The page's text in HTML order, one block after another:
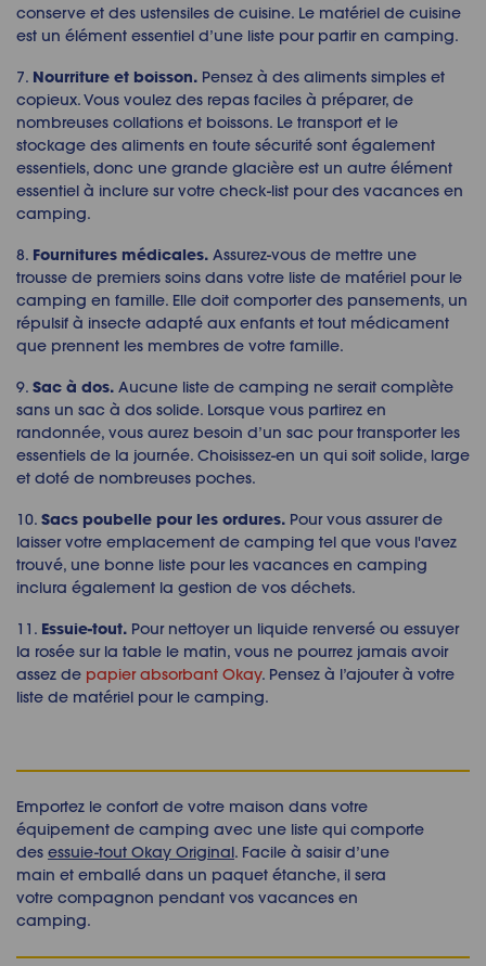
conserve et des ustensiles de cuisine. Le matériel de cuisine
est un élément essentiel d’une liste pour partir en camping.
7. Nourriture et boisson. Pensez à des aliments simples et
copieux. Vous voulez des repas faciles à préparer, de
nombreuses collations et boissons. Le transport et le
stockage des aliments en toute sécurité sont également
essentiels, donc une grande glacière est un autre élément
essentiel à inclure sur votre check-list pour des vacances en
camping.
8. Fournitures médicales. Assurez-vous de mettre une
trousse de premiers soins dans votre liste de matériel pour le
camping en famille. Elle doit comporter des pansements, un
répulsif à insecte adapté aux enfants et tout médicament
que prennent les membres de votre famille.
9. Sac à dos. Aucune liste de camping ne serait complète
sans un sac à dos solide. Lorsque vous partirez en
randonnée, vous aurez besoin d’un sac pour transporter les
essentiels de la journée. Choisissez-en un qui soit solide, large
et doté de nombreuses poches.
10. Sacs poubelle pour les ordures. Pour vous assurer de
laisser votre emplacement de camping tel que vous l'avez
trouvé, une bonne liste pour les vacances en camping
inclura également la gestion de vos déchets.
11. Essuie-tout. Pour nettoyer un liquide renversé ou essuyer
la rosée sur la table le matin, vous ne pourrez jamais avoir
assez de papier absorbant Okay. Pensez à l’ajouter à votre
liste de matériel pour le camping.
Emportez le confort de votre maison dans votre
équipement de camping avec une liste qui comporte
des essuie-tout Okay Original. Facile à saisir d’une
main et emballé dans un paquet étanche, il sera
votre compagnon pendant vos vacances en
camping.